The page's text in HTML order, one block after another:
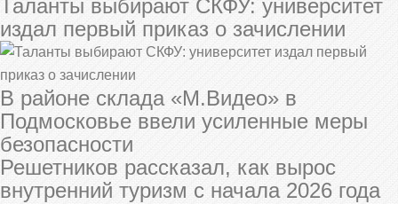
Таланты выбирают СКФУ: университет
издал первый приказ о зачислении
В районе склада «М.Видео» в
Подмосковье ввели усиленные меры
безопасности
Решетников рассказал, как вырос
внутренний туризм с начала 2026 года